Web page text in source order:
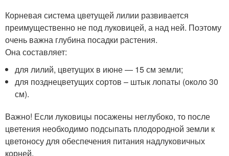
Корневая система цветущей лилии развивается
преимущественно не под луковицей, а над ней. Поэтому
очень важна глубина посадки растения.
Она составляет:
для лилий, цветущих в июне — 15 см земли;
для позднецветущих сортов – штык лопаты (около 30
см).
Важно! Если луковицы посажены неглубоко, то после
цветения необходимо подсыпать плодородной земли к
цветоносу для обеспечения питания надлуковичных
корней.